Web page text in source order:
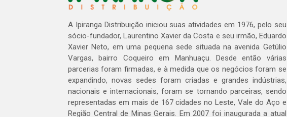
A Ipiranga Distribuição iniciou suas atividades em 1976, pelo seu
sócio-fundador, Laurentino Xavier da Costa e seu irmão, Eduardo
Xavier Neto, em uma pequena sede situada na avenida Getúlio
Vargas, bairro Coqueiro em Manhuaçu. Desde então várias
parcerias foram firmadas, e à medida que os negócios foram se
expandindo, novas sedes foram criadas e grandes indústrias,
nacionais e internacionais, foram se tornando parceiras, sendo
representadas em mais de 167 cidades no Leste, Vale do Aço e
Região Central de Minas Gerais. Em 2007 foi inaugurada a atual